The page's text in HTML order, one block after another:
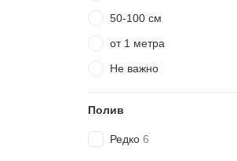
50-100 см
от 1 метра
Не важно
Полив
Редко 6